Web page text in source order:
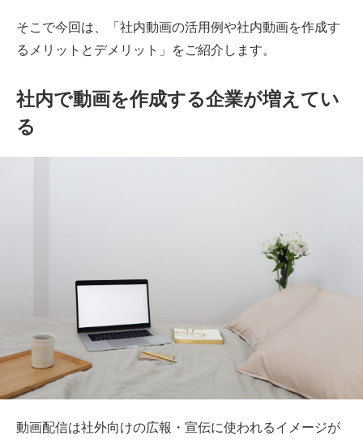
そこで今回は、「社内動画の活用例や社内動画を作成す
るメリットとデメリット」をご紹介します。
社内で動画を作成する企業が増えてい
る
動画配信は社外向けの広報・宣伝に使われるイメージが